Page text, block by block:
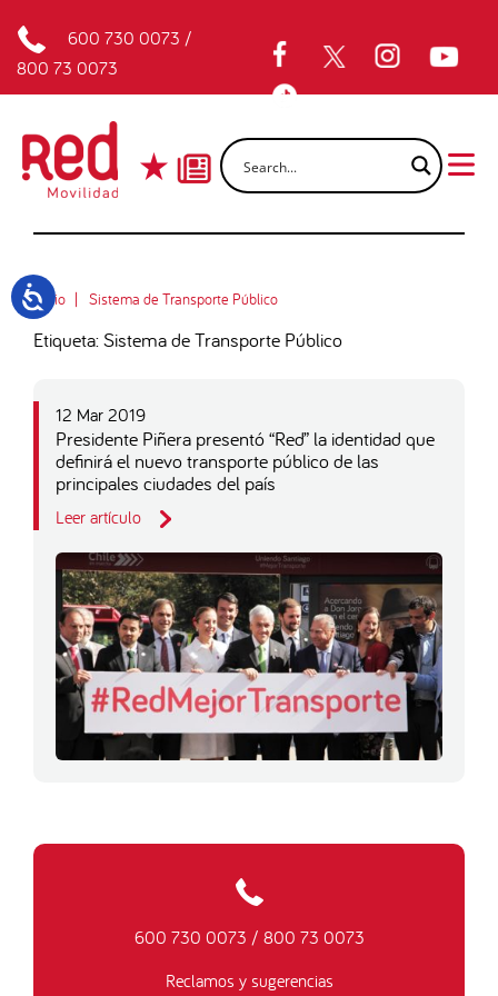
600 730 0073 /
800 73 0073
Inicio Sistema de Transporte Público
Etiqueta: Sistema de Transporte Público
12 Mar 2019
Presidente Piñera presentó “Red” la identidad que
definirá el nuevo transporte público de las
principales ciudades del país
Leer artículo
600 730 0073 / 800 73 0073
Reclamos y sugerencias